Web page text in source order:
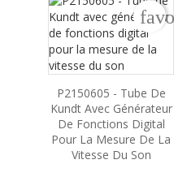
P2150605 - Tube De
Kundt Avec Générateur
De Fonctions Digital
Pour La Mesure De La
Vitesse Du Son